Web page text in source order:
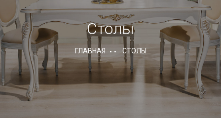
Столы
ГЛАВНАЯ СТОЛЫ